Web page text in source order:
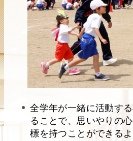
全学年が一緒に活動す
ることで、思いやりの
標を持つことができるよ